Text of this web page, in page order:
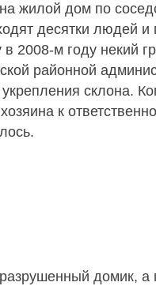
на жилой дом по
десятки людей и
2008-м году некий
районной
склона.
к
домик, а